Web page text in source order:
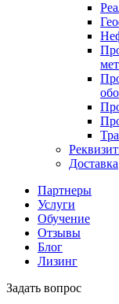
Доставка
Партнеры
Услуги
Обучение
Отзывы
Блог
Лизинг
Задать вопрос